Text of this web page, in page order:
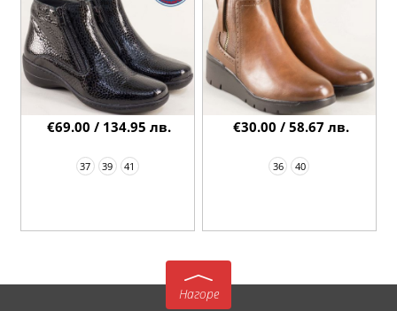
37 39 41
€69.00 / 134.95 лв.
36 40
€30.00 / 58.67 лв.
Нагоре